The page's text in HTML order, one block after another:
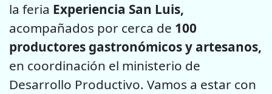
la feria Experiencia San Luis,
acompañados por cerca de 100
productores gastronómicos y artesanos,
en coordinación el ministerio de
Desarrollo Productivo. Vamos a estar con